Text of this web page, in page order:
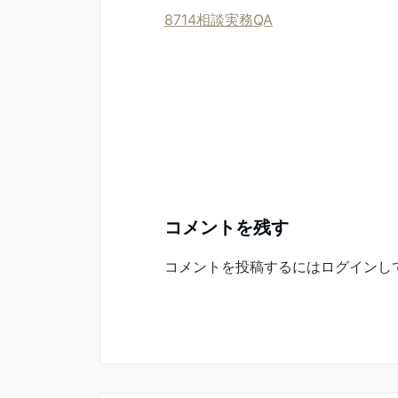
8714相談実務QA
コメントを残す
コメントを投稿するには ログイン し